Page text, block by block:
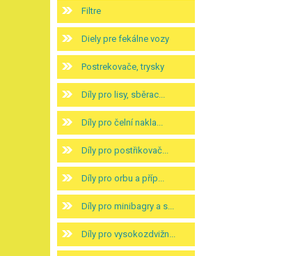
Filtre
Diely pre fekálne vozy
Postrekovače, trysky
Díly pro lisy, sběrac...
Díly pro čelní nakla...
Díly pro postřikovač...
Díly pro orbu a příp...
Díly pro minibagry a s...
Díly pro vysokozdvižn...